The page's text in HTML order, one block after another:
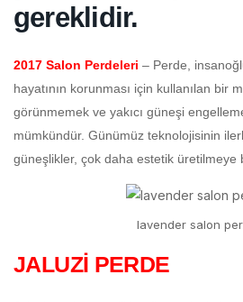
gereklidir.
2017 Salon Perdeleri – Perde,
hayatının korunması için kullanılan bir
görünmemek ve yakıcı güneşi
mümkündür. Günümüz teknolojisinin
güneşlikler, çok daha estetik üretilmeye
lavender salon
JALUZİ PERDE